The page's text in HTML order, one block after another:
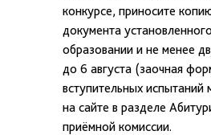
конкурсе, приносите
документа
образовании и не менее
до 6 августа (заочная
вступительных
на сайте в разделе
приёмной комиссии.